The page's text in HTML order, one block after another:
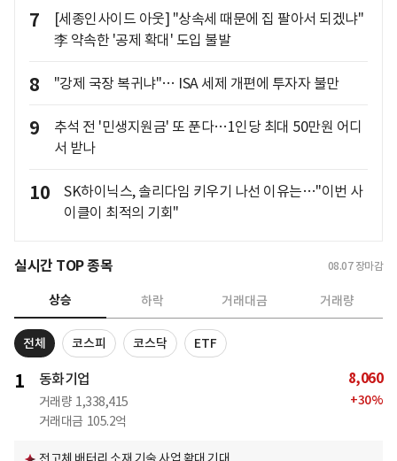
7
[세종인사이드 아웃] "상속세 때문에 집 팔아서 되겠냐"
李 약속한 '공제 확대' 도입 불발
8 "강제 국장 복귀냐"… ISA 세제 개편에 투자자 불만
9
추석 전 '민생지원금' 또 푼다…1인당 최대 50만원 어디
서 받나
10
SK하이닉스, 솔리다임 키우기 나선 이유는…"이번 사
이클이 최적의 기회"
실시간 TOP 종목 08.07 장마감
상승 하락 거래대금 거래량
전체 코스피 코스닥 ETF
1 동화기업
거래량 1,338,415
거래대금 105.2억
8,060
+30%